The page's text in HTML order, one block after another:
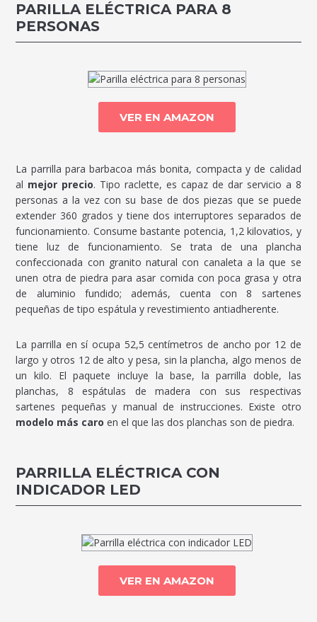
PARILLA ELÉCTRICA PARA 8
PERSONAS
VER EN AMAZON
La parrilla para barbacoa más bonita, compacta y de calidad
al mejor precio. Tipo raclette, es capaz de dar servicio a 8
personas a la vez con su base de dos piezas que se puede
extender 360 grados y tiene dos interruptores separados de
funcionamiento. Consume bastante potencia, 1,2 kilovatios, y
tiene luz de funcionamiento. Se trata de una plancha
confeccionada con granito natural con canaleta a la que se
unen otra de piedra para asar comida con poca grasa y otra
de aluminio fundido; además, cuenta con 8 sartenes
pequeñas de tipo espátula y revestimiento antiadherente.
La parrilla en sí ocupa 52,5 centímetros de ancho por 12 de
largo y otros 12 de alto y pesa, sin la plancha, algo menos de
un kilo. El paquete incluye la base, la parrilla doble, las
planchas, 8 espátulas de madera con sus respectivas
sartenes pequeñas y manual de instrucciones. Existe otro
modelo más caro en el que las dos planchas son de piedra.
PARRILLA ELÉCTRICA CON
INDICADOR LED
VER EN AMAZON